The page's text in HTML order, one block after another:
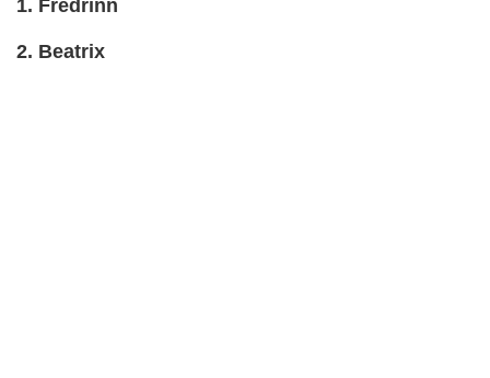
1. Fredrinn
2. Beatrix